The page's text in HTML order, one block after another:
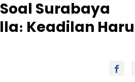
Surabaya
Keadilan